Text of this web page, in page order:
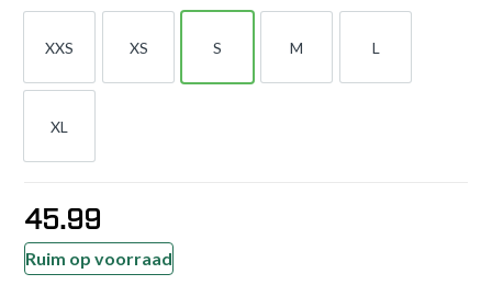
XXS
XXS
XS
XS
S
S
M
M
L
L
XL
XL
45.99
Ruim op voorraad